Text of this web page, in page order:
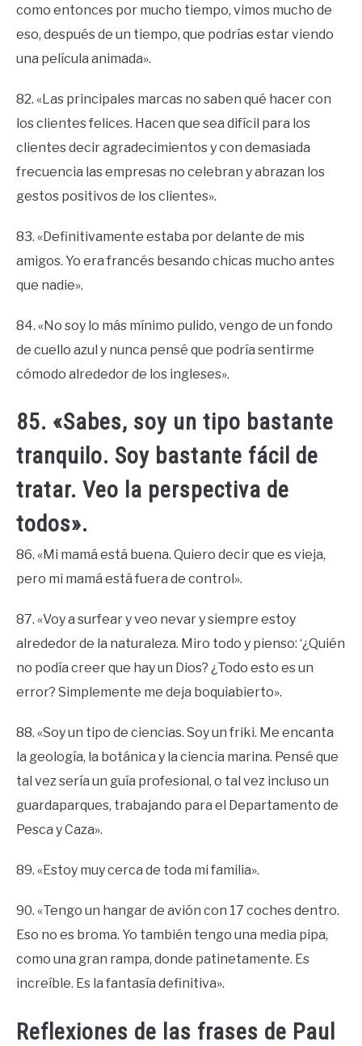
como entonces por mucho tiempo, vimos mucho de
eso, después de un tiempo, que podrías estar viendo
una película animada».
82. «Las principales marcas no saben qué hacer con
los clientes felices. Hacen que sea difícil para los
clientes decir agradecimientos y con demasiada
frecuencia las empresas no celebran y abrazan los
gestos positivos de los clientes».
83. «Definitivamente estaba por delante de mis
amigos. Yo era francés besando chicas mucho antes
que nadie».
84. «No soy lo más mínimo pulido, vengo de un fondo
de cuello azul y nunca pensé que podría sentirme
cómodo alrededor de los ingleses».
85. «Sabes, soy un tipo bastante
tranquilo. Soy bastante fácil de
tratar. Veo la perspectiva de
todos».
86. «Mi mamá está buena. Quiero decir que es vieja,
pero mi mamá está fuera de control».
87. «Voy a surfear y veo nevar y siempre estoy
alrededor de la naturaleza. Miro todo y pienso: ‘¿Quién
no podía creer que hay un Dios? ¿Todo esto es un
error? Simplemente me deja boquiabierto».
88. «Soy un tipo de ciencias. Soy un friki. Me encanta
la geología, la botánica y la ciencia marina. Pensé que
tal vez sería un guía profesional, o tal vez incluso un
guardaparques, trabajando para el Departamento de
Pesca y Caza».
89. «Estoy muy cerca de toda mi familia».
90. «Tengo un hangar de avión con 17 coches dentro.
Eso no es broma. Yo también tengo una media pipa,
como una gran rampa, donde patinetamente. Es
increíble. Es la fantasía definitiva».
Reflexiones de las frases de Paul